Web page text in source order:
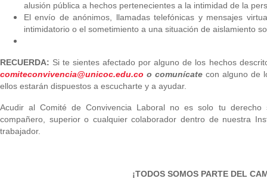
alusión pública a hechos pertenecientes a la intimidad de la
El envío de anónimos, llamadas telefónicas y mensajes
intimidatorio o el sometimiento a una situación de aislamiento
RECUERDA: Si te sientes afectado por alguno de los hechos
comiteconvivencia@unicoc.edu.co o comunícate con alguno de
ellos estarán dispuestos a escucharte y a ayudar.
Acudir al Comité de Convivencia Laboral no es solo tu
compañero, superior o cualquier colaborador dentro de nuestra
trabajador.
¡TODOS SOMOS PARTE DEL